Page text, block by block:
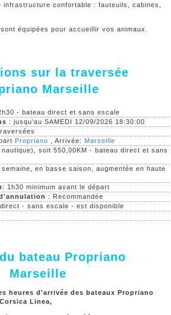
infrastructure confortable : fauteuils, cabines,
équipées pour accueillir vos animaux.
sur la traversée
Marseille
- bateau direct et sans escale
: jusqu'au SAMEDI 12/09/2026 18:30:00
Propriano , Arrivée: Marseille
nautique), soit 550,00KM - bateau direct et sans
en basse saison, augmentée en haute
: 1h30 minimum avant le départ
: Recommandée
- sans escale - est disponible
bateau Propriano
Marseille
heures d'arrivée des bateaux Propriano
Linea,